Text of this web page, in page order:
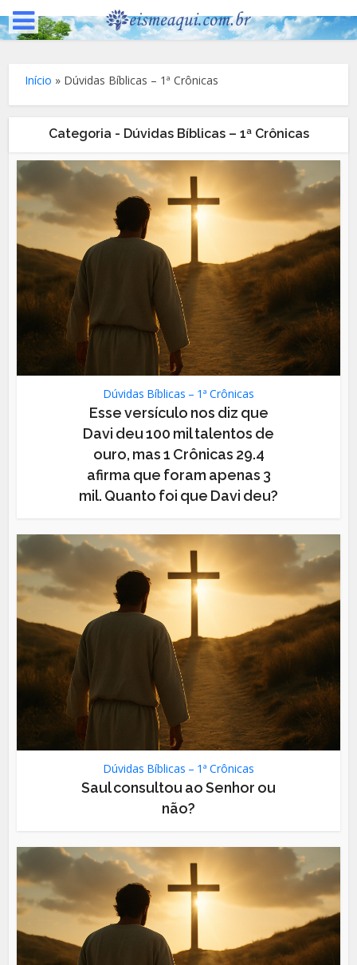
Início » Dúvidas Bíblicas – 1ª Crônicas
Categoria - Dúvidas Bíblicas – 1ª Crônicas
Dúvidas Bíblicas – 1ª Crônicas
Esse versículo nos diz que
Davi deu 100 mil talentos de
ouro, mas 1 Crônicas 29.4
afirma que foram apenas 3
mil. Quanto foi que Davi deu?
Dúvidas Bíblicas – 1ª Crônicas
Saul consultou ao Senhor ou
não?